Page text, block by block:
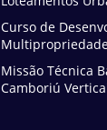
Curso de
Missão Técnica
Camboriú